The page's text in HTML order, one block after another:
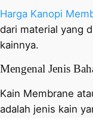
Harga Kanopi
dari material yang
kainnya.
Mengenal Jenis
Kain Membrane
adalah jenis kain